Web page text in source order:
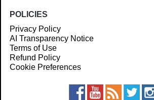
POLICIES
Privacy Policy
AI Transparency Notice
Terms of Use
Refund Policy
Cookie Preferences